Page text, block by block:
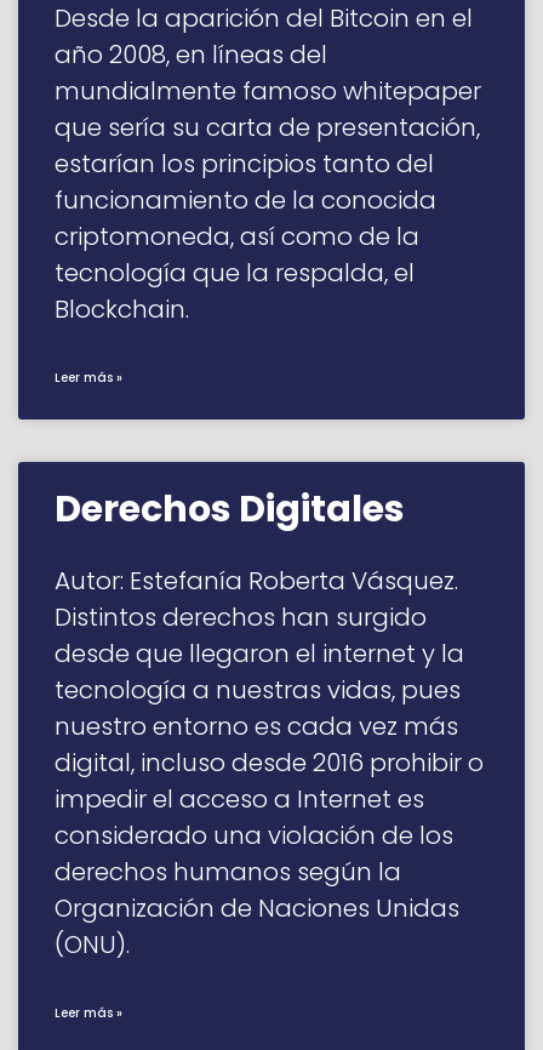
Desde la aparición del Bitcoin en el
año 2008, en líneas del
mundialmente famoso whitepaper
que sería su carta de presentación,
estarían los principios tanto del
funcionamiento de la conocida
criptomoneda, así como de la
tecnología que la respalda, el
Blockchain.
Leer más »
Derechos Digitales
Autor: Estefanía Roberta Vásquez.
Distintos derechos han surgido
desde que llegaron el internet y la
tecnología a nuestras vidas, pues
nuestro entorno es cada vez más
digital, incluso desde 2016 prohibir o
impedir el acceso a Internet es
considerado una violación de los
derechos humanos según la
Organización de Naciones Unidas
(ONU).
Leer más »